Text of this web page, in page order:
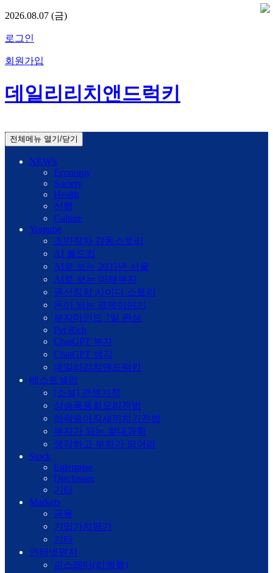
2026.08.07 (금)
로그인
회원가입
데일리리치앤드럭키
전체메뉴 열기/닫기
NEWS
Economy
Society
Health
선행
Culture
Youtube
조만장자 감동스토리
AI 월드컵
AI로 보는 2035년 서울
AI로 보는 미래부자
권선징악 사이다 스토리
돈이 되는 경제이야기
부자마인드 7일 완성
Pet Rich
ChatGPT 부자
ChatGPT 생각
데일리리치앤드럭키
베스트셀러
[소설] 견생기적
상승폭풍회오리전법
하락송아지새끼치기전법
부자가 되는 절대과학
생각하고 부자가 되어라
Stock
Enterprise
Disclosure
기타
Markets
금융
기업가치평가
기타
인터넷편지
피스레터(리앵콜)